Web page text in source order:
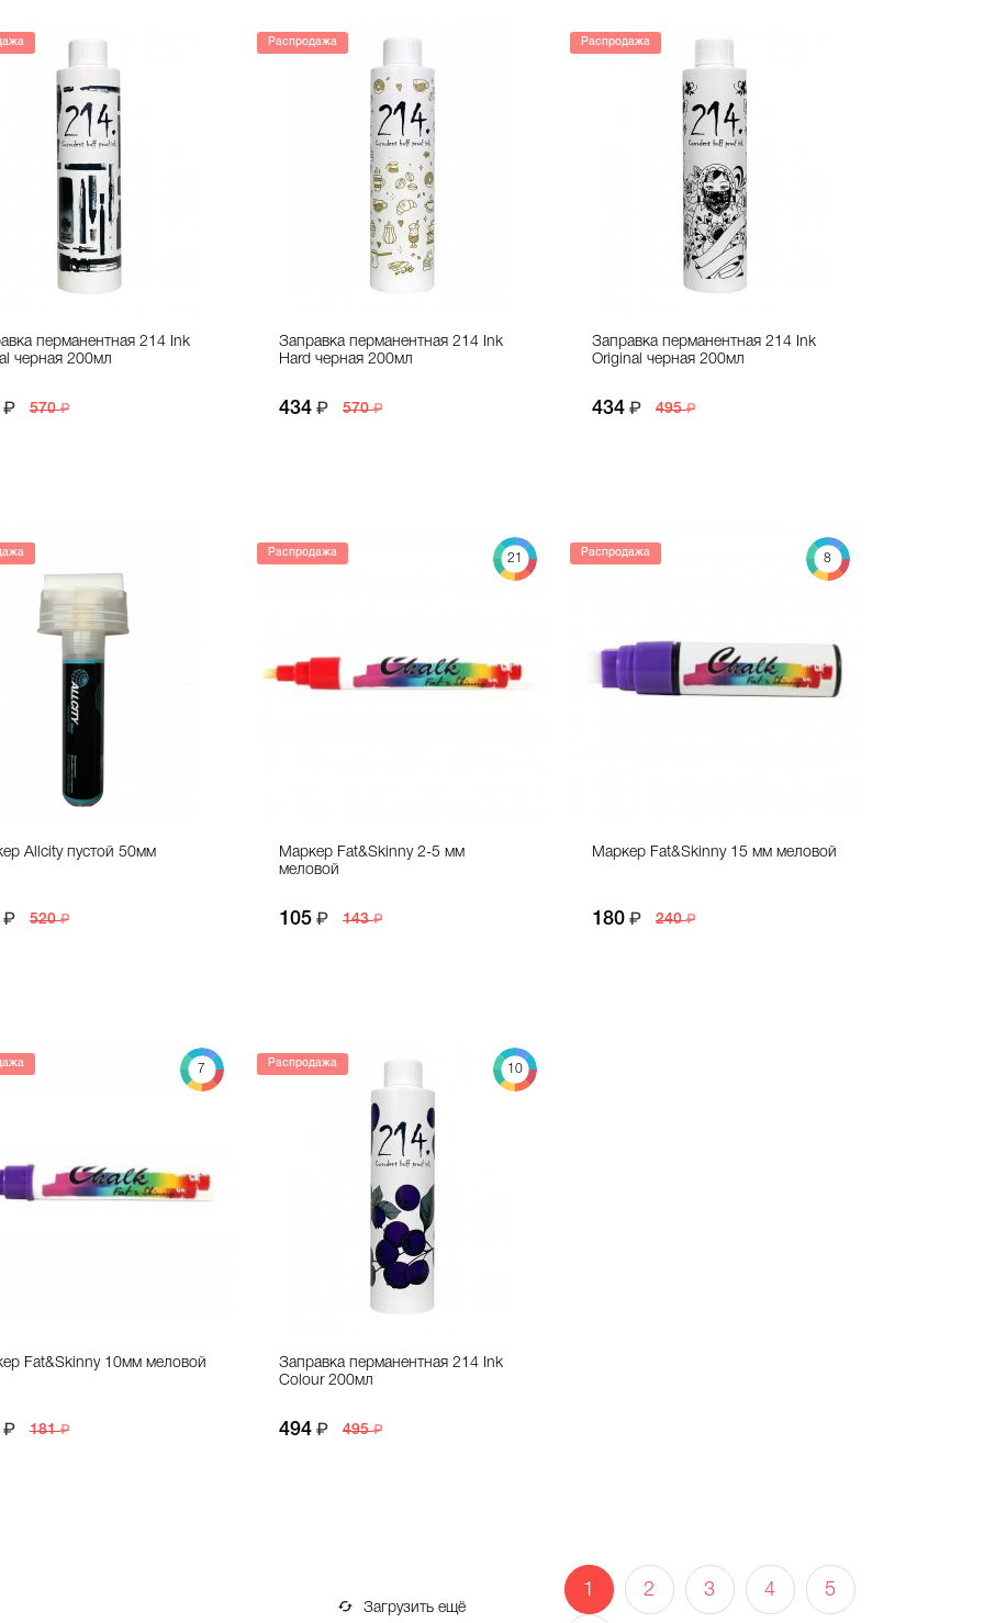
перманентная 214 Ink
черная 200мл
570
Распродажа
Заправка перманентная 214 Ink
Hard черная 200мл
434 570
Распродажа
Заправка перманентная 214 Ink
Original черная 200мл
434 495
Allcity пустой 50мм
520
21
Распродажа
Маркер Fat&Skinny 2-5 мм
меловой
105 143
8
Распродажа
Маркер Fat&Skinny 15 мм меловой
180 240
7
Fat&Skinny 10мм меловой
181
10
Распродажа
Заправка перманентная 214 Ink
Colour 200мл
494 495
Загрузить ещё
1 2 3 4 5